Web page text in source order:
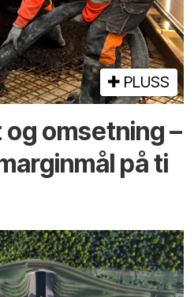
PLUSS
omsetning –
på ti